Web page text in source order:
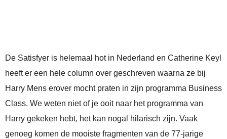
De Satisfyer is helemaal hot in Nederland en Catherine Keyl
heeft er een hele column over geschreven waarna ze bij
Harry Mens erover mocht praten in zijn programma Business
Class. We weten niet of je ooit naar het programma van
Harry gekeken hebt, het kan nogal hilarisch zijn. Vaak
genoeg komen de mooiste fragmenten van de 77-jarige